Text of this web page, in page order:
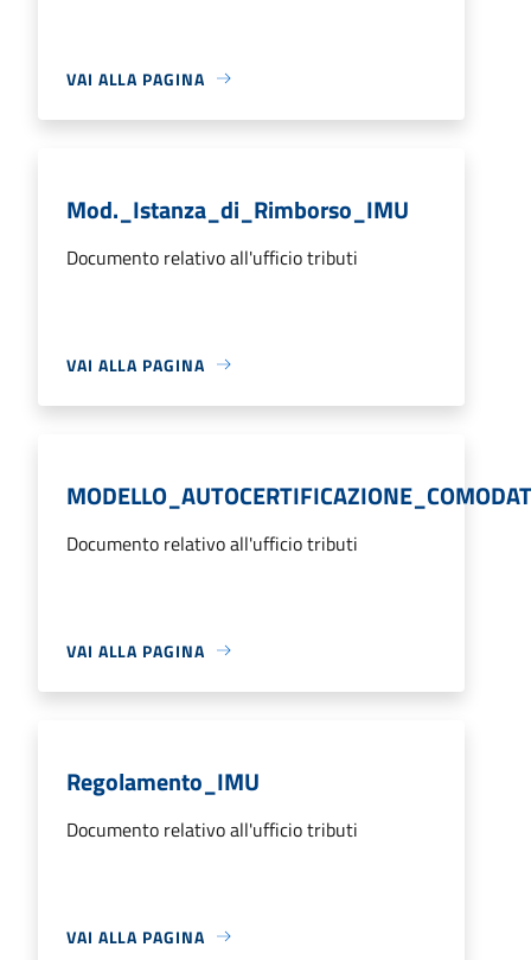
VAI ALLA PAGINA
Mod._Istanza_di_Rimborso_IMU
Documento relativo all'ufficio tributi
VAI ALLA PAGINA
Documento relativo all'ufficio tributi
VAI ALLA PAGINA
Regolamento_IMU
Documento relativo all'ufficio tributi
VAI ALLA PAGINA